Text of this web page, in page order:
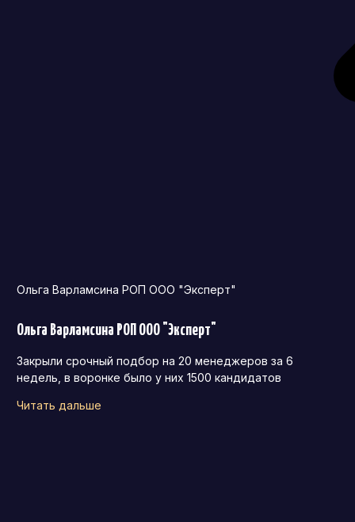
Ольга Варламсина РОП ООО "Эксперт"
Ольга Варламсина РОП ООО "Эксперт"
Закрыли срочный подбор на 20 менеджеров за 6
недель, в воронке было у них 1500 кандидатов
Читать дальше